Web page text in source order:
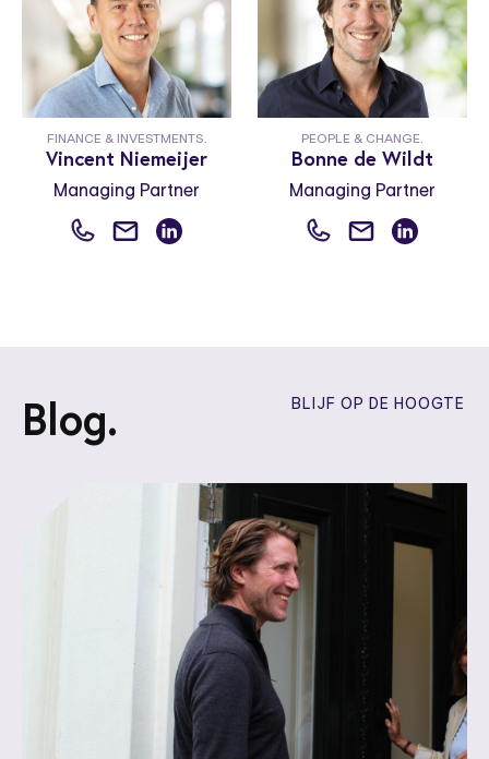
FINANCE & INVESTMENTS.
Vincent Niemeijer
Managing Partner
PEOPLE & CHANGE.
Bonne de Wildt
Managing Partner
Blog. BLIJF OP DE HOOGTE